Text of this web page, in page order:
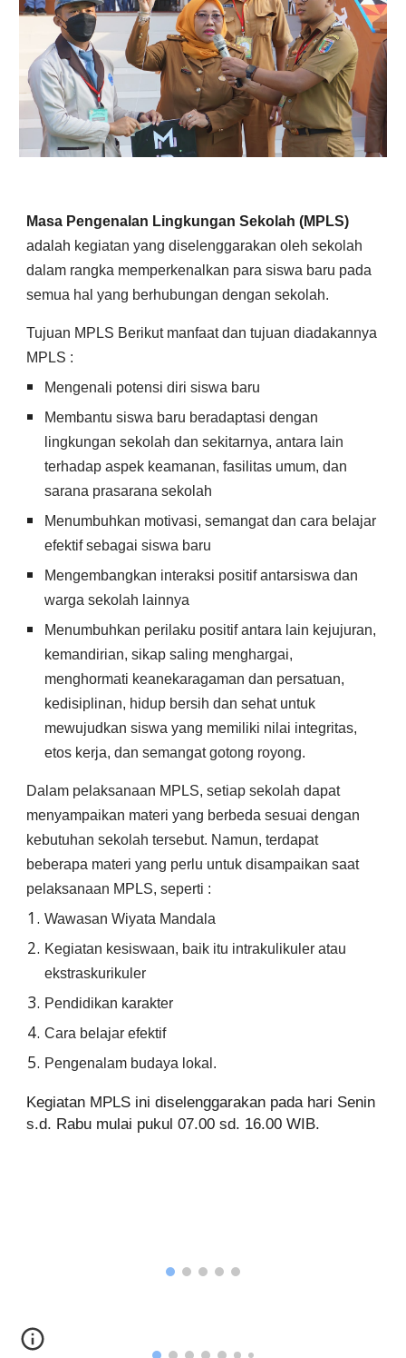
Masa Pengenalan Lingkungan Sekolah (MPLS)
adalah kegiatan yang diselenggarakan oleh sekolah
dalam rangka memperkenalkan para siswa baru pada
semua hal yang berhubungan dengan sekolah.
Tujuan MPLS Berikut manfaat dan tujuan diadakannya
MPLS :
Mengenali potensi diri siswa baru
Membantu siswa baru beradaptasi dengan
lingkungan sekolah dan sekitarnya, antara lain
terhadap aspek keamanan, fasilitas umum, dan
sarana prasarana sekolah
Menumbuhkan motivasi, semangat dan cara belajar
efektif sebagai siswa baru
Mengembangkan interaksi positif antarsiswa dan
warga sekolah lainnya
Menumbuhkan perilaku positif antara lain kejujuran,
kemandirian, sikap saling menghargai,
menghormati keanekaragaman dan persatuan,
kedisiplinan, hidup bersih dan sehat untuk
mewujudkan siswa yang memiliki nilai integritas,
etos kerja, dan semangat gotong royong.
Dalam pelaksanaan MPLS, setiap sekolah dapat
menyampaikan materi yang berbeda sesuai dengan
kebutuhan sekolah tersebut. Namun, terdapat
beberapa materi yang perlu untuk disampaikan saat
pelaksanaan MPLS, seperti :
Wawasan Wiyata Mandala
Kegiatan kesiswaan, baik itu intrakulikuler atau
ekstraskurikuler
Pendidikan karakter
Cara belajar efektif
Pengenalam budaya lokal.
Kegiatan MPLS ini diselenggarakan pada hari Senin
s.d. Rabu mulai pukul 07.00 sd. 16.00 WIB.